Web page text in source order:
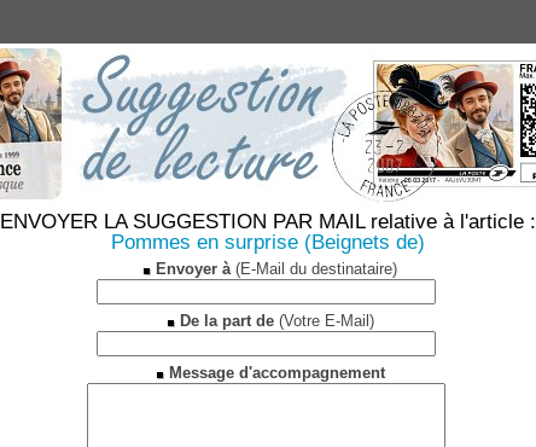
ENVOYER LA SUGGESTION PAR MAIL relative à l'article :
Pommes en surprise (Beignets de)
Envoyer à(E-Mail du destinataire)
De la part de(Votre E-Mail)
Message d'accompagnement